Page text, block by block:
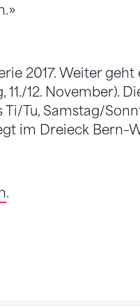
2017. Weiter
12. November).
Tu, Samstag/
im Dreieck
.